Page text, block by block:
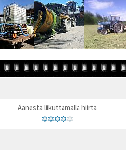
Äänestä liikuttamalla hiirtä